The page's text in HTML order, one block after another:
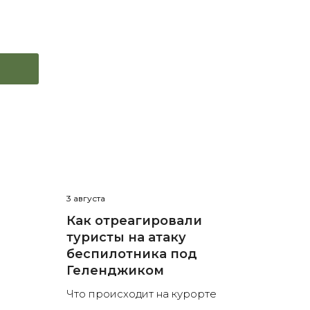
3 августа
Как отреагировали
туристы на атаку
беспилотника под
Геленджиком
Что происходит на курорте